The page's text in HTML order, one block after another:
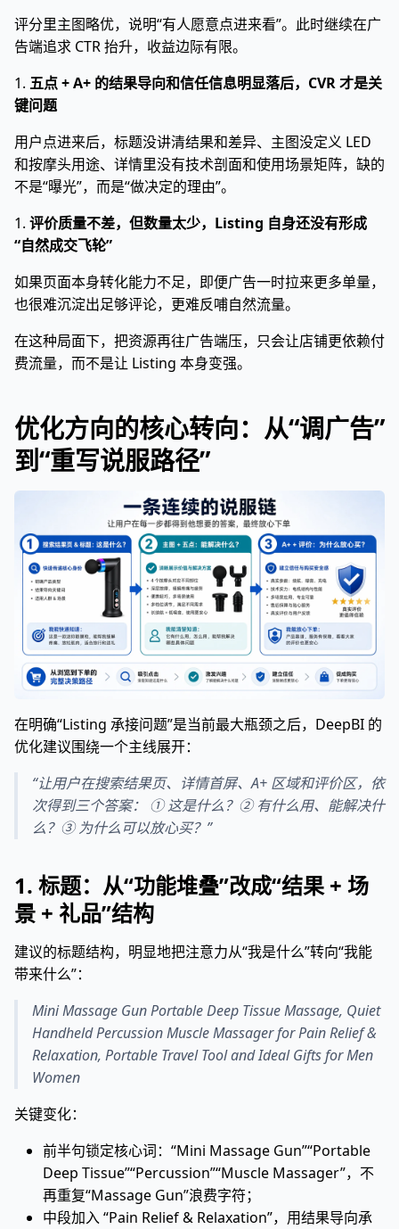
评分里主图略优，说明“有人愿意点进来看”。此时继续在广
告端追求 CTR 抬升，收益边际有限。
1. 五点 + A+ 的结果导向和信任信息明显落后，CVR 才是关
键问题
用户点进来后，标题没讲清结果和差异、主图没定义 LED
和按摩头用途、详情里没有技术剖面和使用场景矩阵，缺的
不是“曝光”，而是“做决定的理由”。
1. 评价质量不差，但数量太少，Listing 自身还没有形成
“自然成交飞轮”
如果页面本身转化能力不足，即便广告一时拉来更多单量，
也很难沉淀出足够评论，更难反哺自然流量。
在这种局面下，把资源再往广告端压，只会让店铺更依赖付
费流量，而不是让 Listing 本身变强。
优化方向的核心转向：从“调广告”
到“重写说服路径”
在明确“Listing 承接问题”是当前最大瓶颈之后，DeepBI 的
优化建议围绕一个主线展开：
“让用户在搜索结果页、详情首屏、A+ 区域和评价区，依
次得到三个答案： ① 这是什么？② 有什么用、能解决什
么？③ 为什么可以放心买？”
1. 标题：从“功能堆叠”改成“结果 + 场
景 + 礼品”结构
建议的标题结构，明显地把注意力从“我是什么”转向“我能
带来什么”：
Mini Massage Gun Portable Deep Tissue Massage, Quiet
Handheld Percussion Muscle Massager for Pain Relief &
Relaxation, Portable Travel Tool and Ideal Gifts for Men
Women
关键变化：
前半句锁定核心词：“Mini Massage Gun”“Portable
Deep Tissue”“Percussion”“Muscle Massager”，不
再重复“Massage Gun”浪费字符；
中段加入 “Pain Relief & Relaxation”，用结果导向承